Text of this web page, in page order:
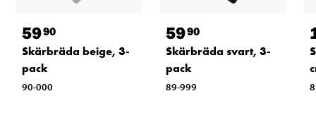
5990
Skärbräda beige, 3-
pack
90-000
5990
Skärbräda svart, 3-
pack
89-999